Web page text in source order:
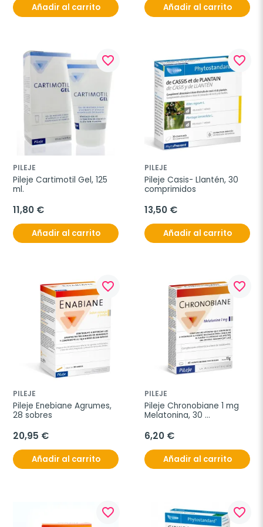
Añadir al carrito Añadir al carrito
favorite_border
PILEJE
Pileje Cartimotil Gel, 125
ml.
11,80 €
Añadir al carrito
favorite_border
PILEJE
Pileje Casis- Llantén, 30
comprimidos
13,50 €
Añadir al carrito
favorite_border
PILEJE
Pileje Enebiane Agrumes,
28 sobres
20,95 €
Añadir al carrito
favorite_border
PILEJE
Pileje Chronobiane 1 mg
Melatonina, 30
6,20 €
Añadir al carrito
favorite_border favorite_border